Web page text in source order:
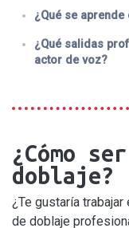
¿Qué se
¿Qué salidas
actor de voz?
¿Cómo
doblaje?
¿Te gustaría
de doblaje